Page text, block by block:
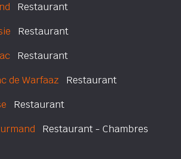
Restaurant
Restaurant
Restaurant
de Warfaaz Restaurant
Restaurant
Restaurant - Chambres